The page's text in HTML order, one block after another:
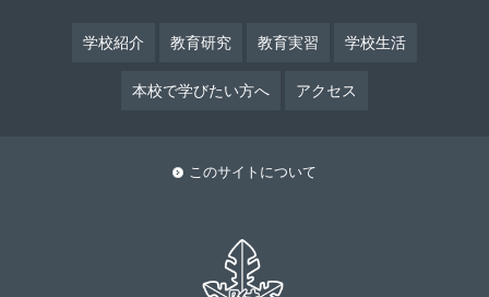
学校紹介 教育研究 教育実習 学校生活
本校で学びたい方へ アクセス
このサイトについて